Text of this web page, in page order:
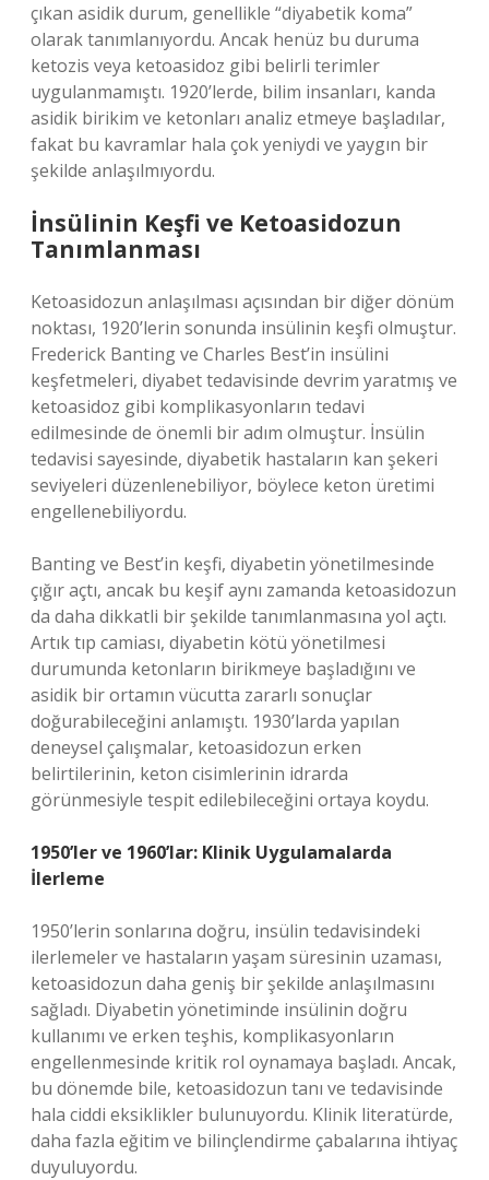
çıkan asidik durum, genellikle “diyabetik koma”
olarak tanımlanıyordu. Ancak henüz bu duruma
ketozis veya ketoasidoz gibi belirli terimler
uygulanmamıştı. 1920’lerde, bilim insanları, kanda
asidik birikim ve ketonları analiz etmeye başladılar,
fakat bu kavramlar hala çok yeniydi ve yaygın bir
şekilde anlaşılmıyordu.
İnsülinin Keşfi ve Ketoasidozun
Tanımlanması
Ketoasidozun anlaşılması açısından bir diğer dönüm
noktası, 1920’lerin sonunda insülinin keşfi olmuştur.
Frederick Banting ve Charles Best’in insülini
keşfetmeleri, diyabet tedavisinde devrim yaratmış ve
ketoasidoz gibi komplikasyonların tedavi
edilmesinde de önemli bir adım olmuştur. İnsülin
tedavisi sayesinde, diyabetik hastaların kan şekeri
seviyeleri düzenlenebiliyor, böylece keton üretimi
engellenebiliyordu.
Banting ve Best’in keşfi, diyabetin yönetilmesinde
çığır açtı, ancak bu keşif aynı zamanda ketoasidozun
da daha dikkatli bir şekilde tanımlanmasına yol açtı.
Artık tıp camiası, diyabetin kötü yönetilmesi
durumunda ketonların birikmeye başladığını ve
asidik bir ortamın vücutta zararlı sonuçlar
doğurabileceğini anlamıştı. 1930’larda yapılan
deneysel çalışmalar, ketoasidozun erken
belirtilerinin, keton cisimlerinin idrarda
görünmesiyle tespit edilebileceğini ortaya koydu.
1950’ler ve 1960’lar: Klinik Uygulamalarda
İlerleme
1950’lerin sonlarına doğru, insülin tedavisindeki
ilerlemeler ve hastaların yaşam süresinin uzaması,
ketoasidozun daha geniş bir şekilde anlaşılmasını
sağladı. Diyabetin yönetiminde insülinin doğru
kullanımı ve erken teşhis, komplikasyonların
engellenmesinde kritik rol oynamaya başladı. Ancak,
bu dönemde bile, ketoasidozun tanı ve tedavisinde
hala ciddi eksiklikler bulunuyordu. Klinik literatürde,
daha fazla eğitim ve bilinçlendirme çabalarına ihtiyaç
duyuluyordu.